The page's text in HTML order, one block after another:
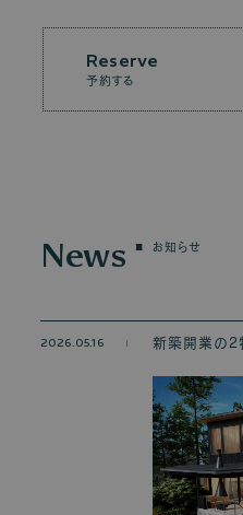
Reserve
予約する
News お知らせ
2026.05.16 新築開業の2